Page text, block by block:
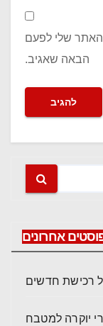
שלי לפעם
הבאה שאגיב.
אחרונים
רכישת חדשים
יוקרה למטבח